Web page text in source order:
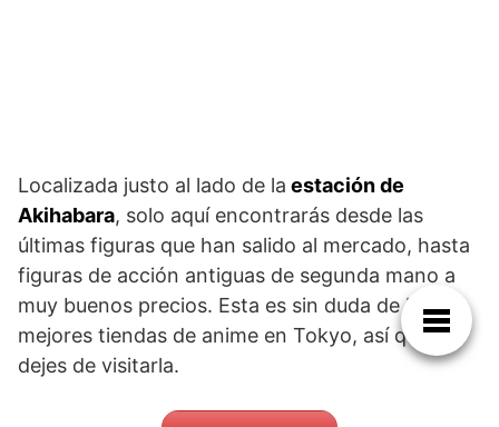
Localizada justo al lado de la estación de
Akihabara, solo aquí encontrarás desde las
últimas figuras que han salido al mercado, hasta
figuras de acción antiguas de segunda mano a
muy buenos precios. Esta es sin duda de las
mejores tiendas de anime en Tokyo, así que no
dejes de visitarla.